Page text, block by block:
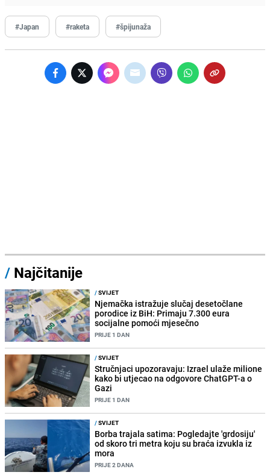
#Japan #raketa #špijunaža
/ Najčitanije
/SVIJET
Njemačka istražuje slučaj desetočlane
porodice iz BiH: Primaju 7.300 eura
socijalne pomoći mjesečno
PRIJE 1 DAN
/SVIJET
Stručnjaci upozoravaju: Izrael ulaže milione
kako bi utjecao na odgovore ChatGPT-a o
Gazi
PRIJE 1 DAN
/SVIJET
Borba trajala satima: Pogledajte 'grdosiju'
od skoro tri metra koju su braća izvukla iz
mora
PRIJE 2 DANA